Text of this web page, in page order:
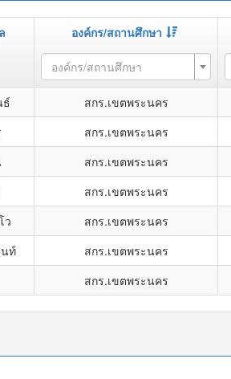
องค์กร/สถานศึกษา
องค์กร/สถานศึกษา
สกร.เขตพระนคร
สกร.เขตพระนคร
สกร.เขตพระนคร
สกร.เขตพระนคร
ว สกร.เขตพระนคร
ท์ สกร.เขตพระนคร
สกร.เขตพระนคร